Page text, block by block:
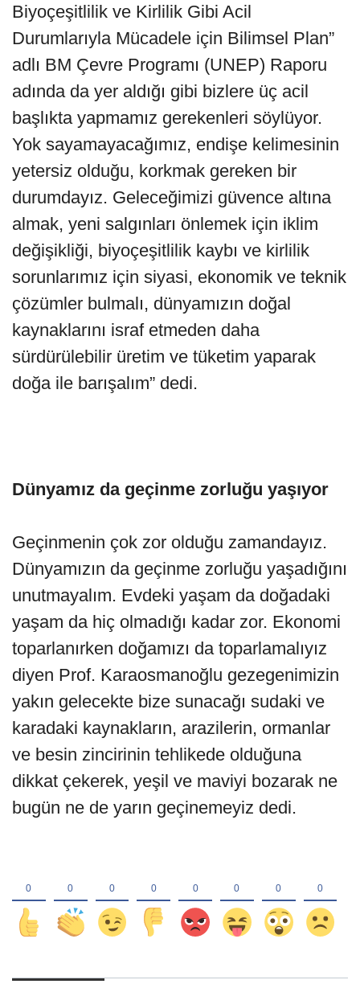
Biyoçeşitlilik ve Kirlilik Gibi Acil
Durumlarıyla Mücadele için Bilimsel Plan”
adlı BM Çevre Programı (UNEP) Raporu
adında da yer aldığı gibi bizlere üç acil
başlıkta yapmamız gerekenleri söylüyor.
Yok sayamayacağımız, endişe kelimesinin
yetersiz olduğu, korkmak gereken bir
durumdayız. Geleceğimizi güvence altına
almak, yeni salgınları önlemek için iklim
değişikliği, biyoçeşitlilik kaybı ve kirlilik
sorunlarımız için siyasi, ekonomik ve teknik
çözümler bulmalı, dünyamızın doğal
kaynaklarını israf etmeden daha
sürdürülebilir üretim ve tüketim yaparak
doğa ile barışalım” dedi.
Dünyamız da geçinme zorluğu yaşıyor
Geçinmenin çok zor olduğu zamandayız.
Dünyamızın da geçinme zorluğu yaşadığını
unutmayalım. Evdeki yaşam da doğadaki
yaşam da hiç olmadığı kadar zor. Ekonomi
toparlanırken doğamızı da toparlamalıyız
diyen Prof. Karaosmanoğlu gezegenimizin
yakın gelecekte bize sunacağı sudaki ve
karadaki kaynakların, arazilerin, ormanlar
ve besin zincirinin tehlikede olduğuna
dikkat çekerek, yeşil ve maviyi bozarak ne
bugün ne de yarın geçinemeyiz dedi.